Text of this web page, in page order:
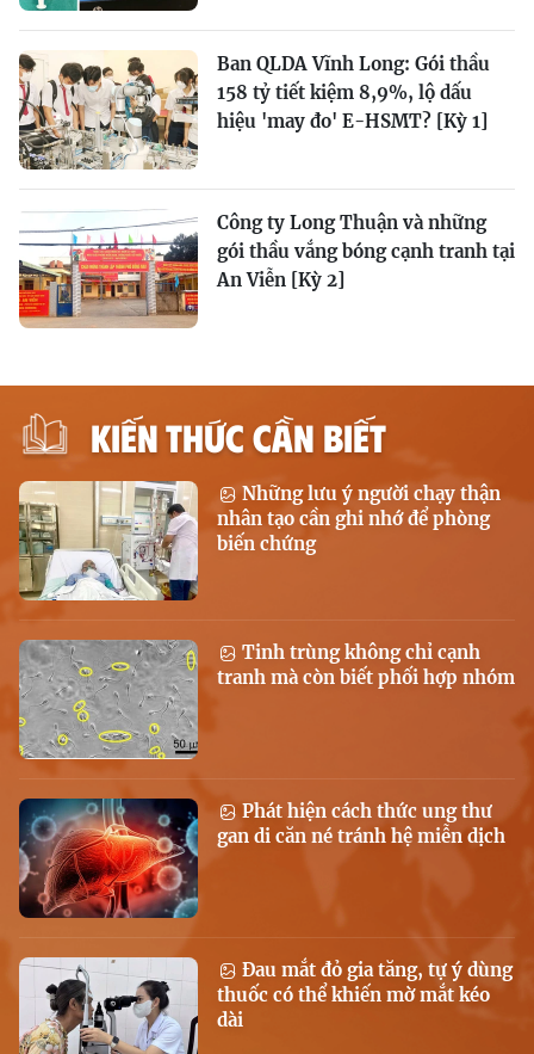
Ban QLDA Vĩnh Long: Gói thầu
158 tỷ tiết kiệm 8,9%, lộ dấu
hiệu 'may đo' E-HSMT? [Kỳ 1]
Công ty Long Thuận và những
gói thầu vắng bóng cạnh tranh tại
An Viễn [Kỳ 2]
KIẾN THỨC CẦN BIẾT
Những lưu ý người chạy thận
nhân tạo cần ghi nhớ để phòng
biến chứng
Tinh trùng không chỉ cạnh
tranh mà còn biết phối hợp nhóm
Phát hiện cách thức ung thư
gan di căn né tránh hệ miễn dịch
Đau mắt đỏ gia tăng, tự ý dùng
thuốc có thể khiến mờ mắt kéo
dài